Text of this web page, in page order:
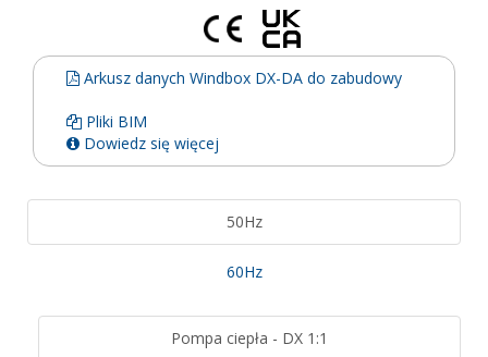
Arkusz danych Windbox DX-DA do zabudowy
Pliki BIM
Dowiedz się więcej
50Hz
60Hz
Pompa ciepła - DX 1:1